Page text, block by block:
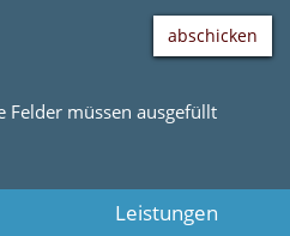
Felder müssen ausgefüllt
Leistungen